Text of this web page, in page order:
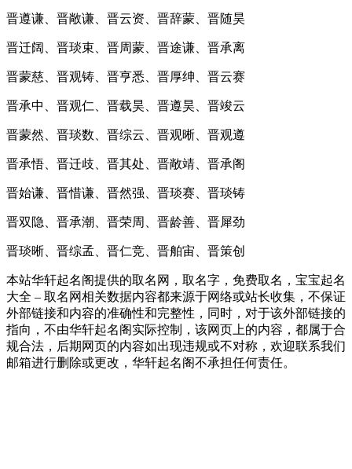
晋遵谦、晋敞谦、晋云资、晋辞蒙、晋随昊
晋迁阔、晋琰束、晋周蒙、晋途谦、晋承离
晋蒙慈、晋观铸、晋亨悉、晋厚绅、晋云赛
晋承中、晋观仁、晋载昊、晋遵昊、晋竣云
晋蒙然、晋琰数、晋综云、晋观晰、晋观遵
晋承悟、晋迁歧、晋其处、晋敞靖、晋承阁
晋始谦、晋惜谦、晋然强、晋琰赛、晋琰铸
晋双隐、晋承潮、晋荣周、晋龄善、晋犀劲
晋琰晰、晋综孟、晋仁竞、晋舶宙、晋策创
本站华轩起名阁提供的取名网，取名字，免费取名，宝宝起名
大全 – 取名网相关数据内容都来源于网络或站长收集，不保证
外部链接和内容的准确性和完整性，同时，对于该外部链接的
指向，不由华轩起名阁实际控制，该网页上的内容，都属于合
规合法，后期网页的内容如出现违规或不对称，欢迎联系我们
邮箱进行删除或更改，华轩起名阁不承担任何责任。